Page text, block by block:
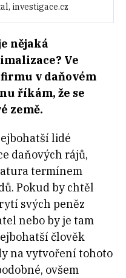
investigace.cz
nějaká
Ve
v daňovém
říkám, že se
země.
lidé
daňových rájů,
termínem
Pokud by chtěl
svých peněz
nebo by je tam
člověk
na vytvoření tohoto
ovšem